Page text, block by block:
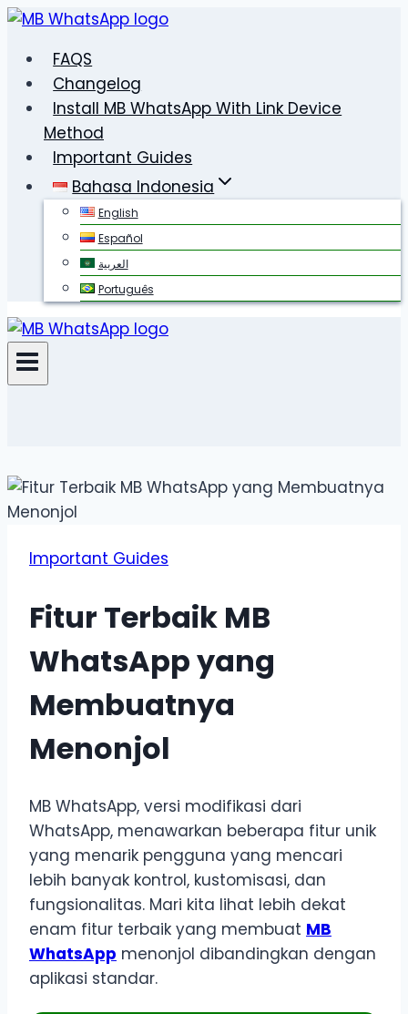
Skip
contentFAQS
Changelog
Install MB WhatsApp With Link Device
Method
Important Guides
Bahasa Indonesia
English
Español
العربية
Português
Important Guides
Fitur Terbaik MB
WhatsApp yang
Membuatnya
Menonjol
MB WhatsApp, versi modifikasi dari
WhatsApp, menawarkan beberapa fitur unik
yang menarik pengguna yang mencari
lebih banyak kontrol, kustomisasi, dan
fungsionalitas. Mari kita lihat lebih dekat
enam fitur terbaik yang membuat MB
WhatsApp menonjol dibandingkan dengan
aplikasi standar.